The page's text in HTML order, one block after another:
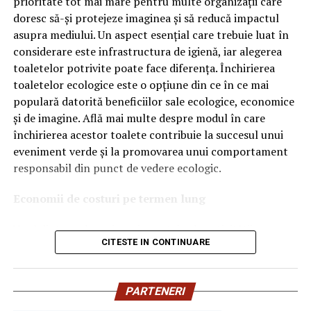
Ce înseamnă Ravenol VMP?
DenumireaVMPidentifică o gamă de uleiuri dezvoltate
pentru motoare moderne care necesită performanțe
ridicate și compatibilitate cu numeroase specificații ale
constructorilor auto.
Acest produs este destinat în special motoarelor
moderne pe benzină și diesel, inclusiv celor echipate cu:
catalizatoare moderne;
sisteme Start-Stop.
Una dintre cele mai importante caracteristici ale acestui
doresc să-și protejeze imaginea și să reducă impactul
asupra mediului. Un aspect esențial care trebuie luat în
considerare este infrastructura de igienă, iar alegerea
toaletelor potrivite poate face diferența. Închirierea
toaletelor ecologice este o opțiune din ce în ce mai
populară datorită beneficiilor sale ecologice, economice
și de imagine. Află mai multe despre modul în care
închirierea acestor toalete contribuie la succesul unui
eveniment verde și la promovarea unui comportament
responsabil din punct de vedere ecologic.
Economii de costuri pe termen lung
Unul dintre cele mai mari avantaje ale activității
închiriere toalete ecologiceeste economia de costuri.
termen lung, aceasta este o opțiune mai rentabilă decât
construirea unei infrastructuri permanente de toalete.
CITESTE IN CONTINUARE
PARTENERI